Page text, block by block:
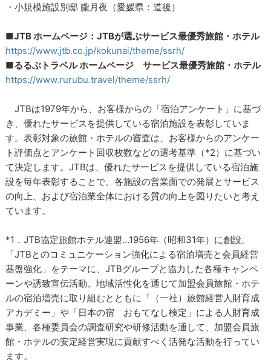
・小規模施設別邸 朧月夜（愛媛県：道後）
■JTB ホームページ：JTBが選ぶサービス最優秀旅館・ホテル
https://www.jtb.co.jp/kokunai/theme/ssrh/
■るるぶトラベル ホームページ サービス最優秀旅館・ホテル
https://www.rurubu.travel/theme/ssrh/
JTBは1979年から、お客様からの「宿泊アンケート」に基づ
き、優れたサービスを提供している宿泊施設を表彰していま
す。表彰対象の旅館・ホテルの審査は、お客様からのアンケー
ト評価点とアンケート回収枚数などの選考基準（*2）に基づい
て決定します。JTBは、優れたサービスを提供している宿泊施
設を毎年表彰することで、各施設の営業面での発展とサービス
の向上、および宿泊業全体における質の向上を図りたいと考え
ています。
*1．JTB協定旅館ホテル連盟…1956年（昭和31年）に創設。
「JTBとのコミュニケーション強化による宿泊増売と会員経営
基盤強化」をテーマに、JTBグループと協力した各種キャンペ
ーンや誘致宣伝活動、地域活性化を通じて加盟会員旅館・ホテ
ルの宿泊増売に取り組むとともに「（一社）旅館経営人財育成
アカデミー」や「日本の宿 おもてなし検定」による人財育成
事業、各種委員会の調査研究や研修活動を通して、加盟会員旅
館・ホテルの安定経営実現に貢献すべく活発な活動を行ってい
ます。